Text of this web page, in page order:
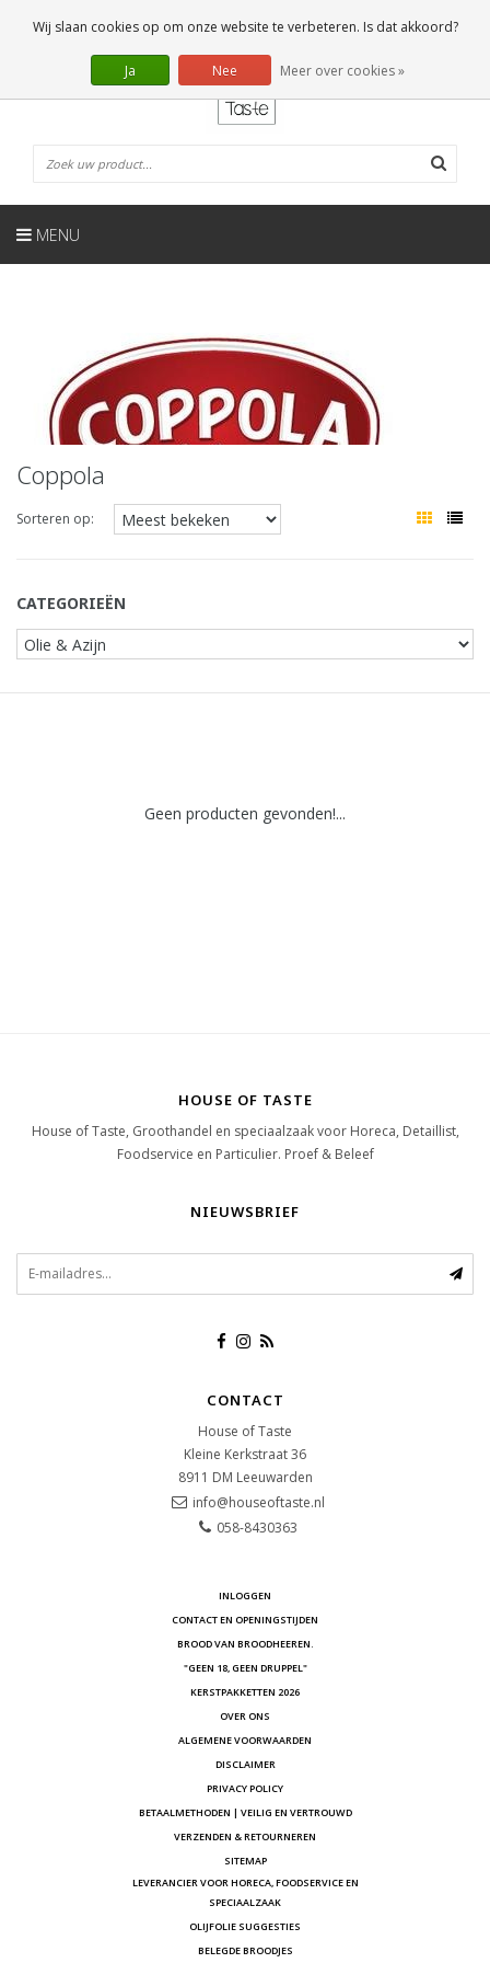
0 Artikelen
NL
MENU
Coppola
Sorteren op:
CATEGORIEËN
Geen producten gevonden!...
HOUSE OF TASTE
House of Taste, Groothandel en speciaalzaak voor Horeca, Detaillist,
Foodservice en Particulier. Proef & Beleef
NIEUWSBRIEF
CONTACT
House of Taste
Kleine Kerkstraat 36
8911 DM Leeuwarden
info@houseoftaste.nl
058-8430363
INLOGGEN
CONTACT EN OPENINGSTIJDEN
BROOD VAN BROODHEEREN.
"GEEN 18, GEEN DRUPPEL"
KERSTPAKKETTEN 2026
OVER ONS
ALGEMENE VOORWAARDEN
DISCLAIMER
PRIVACY POLICY
BETAALMETHODEN | VEILIG EN VERTROUWD
VERZENDEN & RETOURNEREN
SITEMAP
LEVERANCIER VOOR HORECA, FOODSERVICE EN
SPECIAALZAAK
OLIJFOLIE SUGGESTIES
BELEGDE BROODJES
Wij slaan cookies op om onze website te verbeteren. Is dat akkoord?
Ja Nee Meer over cookies »